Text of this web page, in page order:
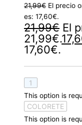
21,99€ El precio
es: 17,60€.
21,99€ El
21,99€.
17,60€.
1
This option is
COLORETE
This option is